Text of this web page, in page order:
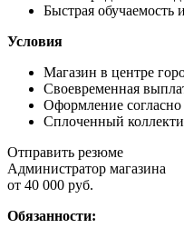
Быстрая обучаемость
Условия
Магазин в центре
Своевременная
Оформление
Сплоченный
Отправить резюме
Администратор магазина
от 40 000 руб.
Обязанности: